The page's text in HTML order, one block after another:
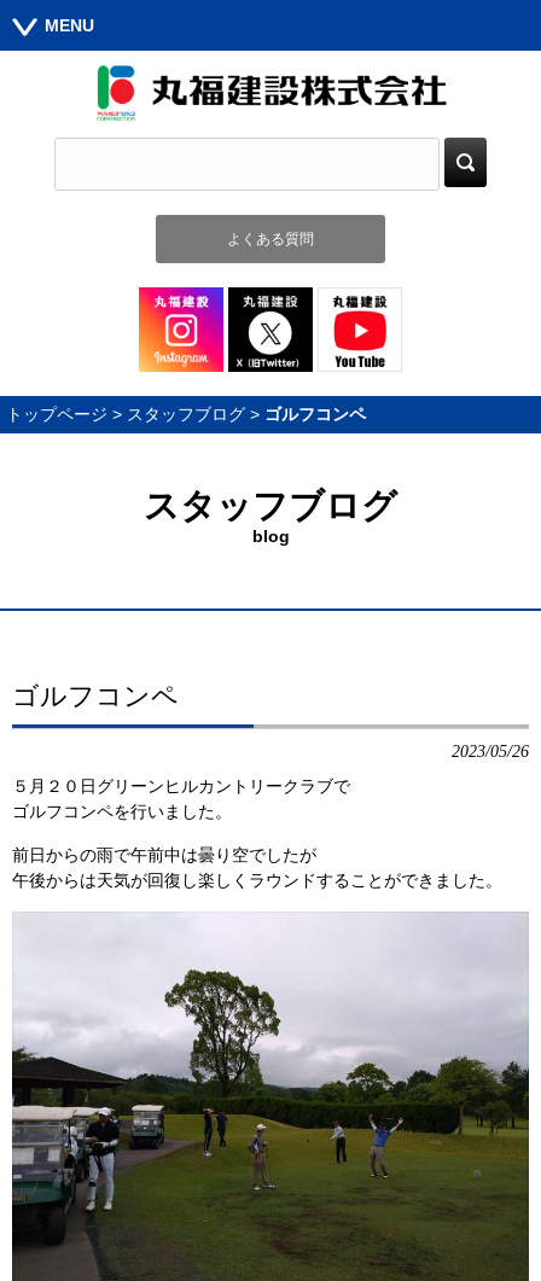
MENU
よくある質問
トップページ > スタッフブログ > ゴルフコンペ
スタッフブログ
blog
ゴルフコンペ
2023/05/26
５月２０日グリーンヒルカントリークラブで
ゴルフコンペを行いました。
前日からの雨で午前中は曇り空でしたが
午後からは天気が回復し楽しくラウンドすることができました。